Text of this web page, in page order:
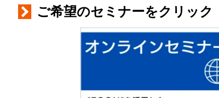
ご希望のセミナーをクリック